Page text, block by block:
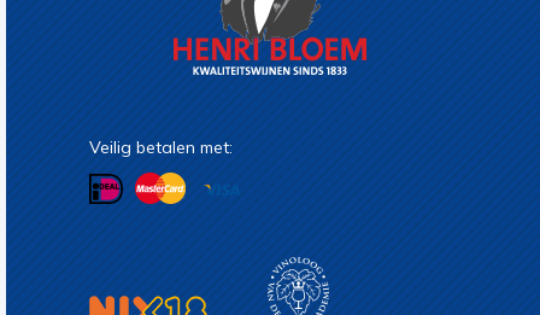
Veilig betalen met: